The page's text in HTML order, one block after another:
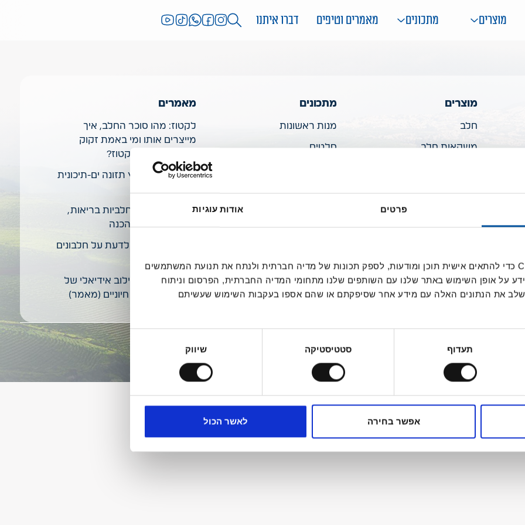
פרטים אודות עוגיות
אנחנו משתמשים בקובצי Cookie כדי להתאים אישית תוכן ומודעות, לספק תכונות של מדיה חברתית ולנתח את תנועת המשתמשים
על אופן השימוש באתר שלנו עם השותפים שלנו מתחומי המדיה החברתית, הפרסום וניתוח
לשלב את הנתונים האלה עם מידע אחר שסיפקתם או שהם אספו בעקבות השימוש שעשיתם
תעדוף סטטיסטיקה שיווק
אפשר בחירה לאשר הכול
מוצרים מתכונים מאמרים וטיפים דברו איתנו
מוצרים
חלב
משקאות חלב
מתכונים
מנות ראשונות
סלטים
מאמרים
לקטוז: מהו סוכר החלב, איך
מייצרים אותו ומי באמת זקוק
למוצרים נטולי לקטוז?
10 טיפים לאימוץ תזונה ים-תיכונית
טיפים לארוחות חלביות בריאות,
טעימות וקלות להכנה
כל מה שרציתם לדעת על חלבונים
חלב ומוצריו – שילוב אידיאלי של
רכיבים תזונתיים חיוניים (מאמר)